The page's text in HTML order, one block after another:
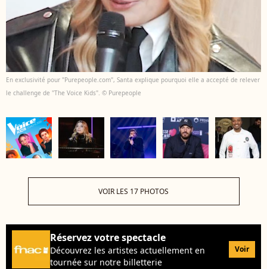
En exclusivité pour "Purepeople.com", Santa explique pourquoi elle a accepté de relever
le challenge de "The Voice Kids". © Purepeople
VOIR LES 17 PHOTOS
Réservez votre spectacle
Découvrez les artistes actuellement en
tournée sur notre billetterie
Voir